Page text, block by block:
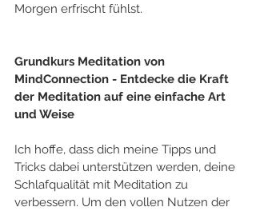
Morgen erfrischt fühlst.
Grundkurs Meditation von
MindConnection - Entdecke die Kraft
der Meditation auf eine einfache Art
und Weise
Ich hoffe, dass dich meine Tipps und
Tricks dabei unterstützen werden, deine
Schlafqualität mit Meditation zu
verbessern. Um den vollen Nutzen der